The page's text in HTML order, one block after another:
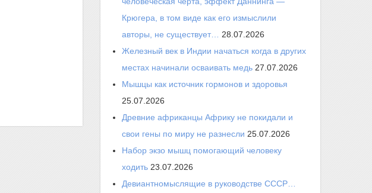
Крюгера, в том виде как его измыслили
авторы, не существует…
28.07.2026
Железный век в Индии начаться когда в других
местах начинали осваивать медь 27.07.2026
Мышцы как источник гормонов и здоровья
25.07.2026
Древние африканцы Африку не покидали и
свои гены по миру не разнесли 25.07.2026
Набор экзо мышц помогающий человеку
ходить 23.07.2026
Девиантномыслящие в руководстве СССР…